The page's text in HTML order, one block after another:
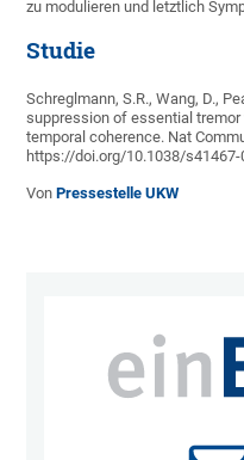
zu modulieren und letztlich
Studie
Schreglmann, S.R., Wang, D.,
suppression of essential
temporal coherence. Nat
https://doi.org/10.1038/s41467-
VonPressestelle UKW